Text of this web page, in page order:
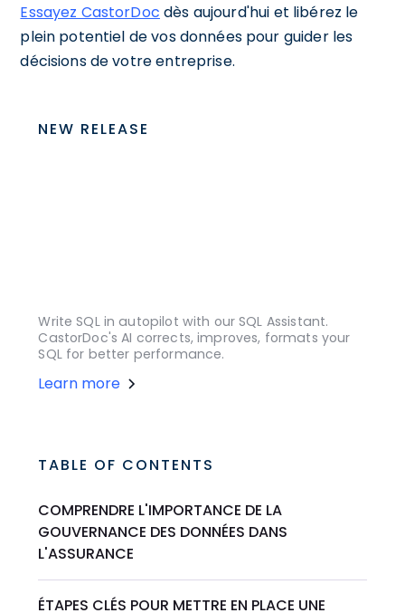
Essayez CastorDoc dès aujourd'hui et libérez le
plein potentiel de vos données pour guider les
décisions de votre entreprise.
NEW RELEASE
Write SQL in autopilot with our SQL Assistant.
CastorDoc's AI corrects, improves, formats your
SQL for better performance.
Learn more
TABLE OF CONTENTS
COMPRENDRE L'IMPORTANCE DE LA
GOUVERNANCE DES DONNÉES DANS
L'ASSURANCE
ÉTAPES CLÉS POUR METTRE EN PLACE UNE